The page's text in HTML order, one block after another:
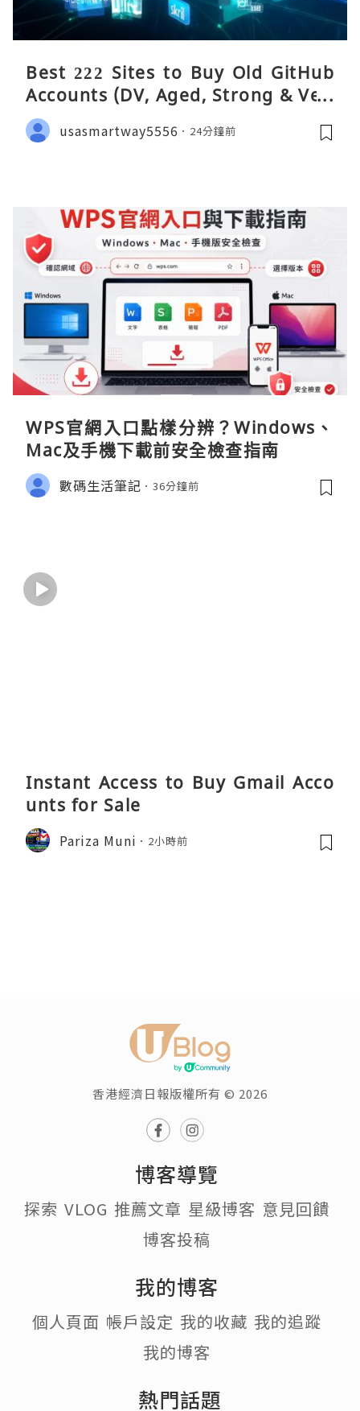
Best 222 Sites to Buy Old GitHub
Accounts (DV, Aged, Strong & Veri
fied)
usasmartway5556 24分鐘前
WPS官網入口點樣分辨？Windows、
Mac及手機下載前安全檢查指南
數碼生活筆記 36分鐘前
Instant Access to Buy Gmail Acco
unts for Sale
Pariza Muni 2小時前
香港經濟日報版權所有 © 2026
博客導覽
探索 VLOG 推薦文章 星級博客 意見回饋
博客投稿
我的博客
個人頁面 帳戶設定 我的收藏 我的追蹤
我的博客
熱門話題